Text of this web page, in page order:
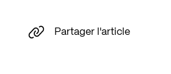
Partager l'article